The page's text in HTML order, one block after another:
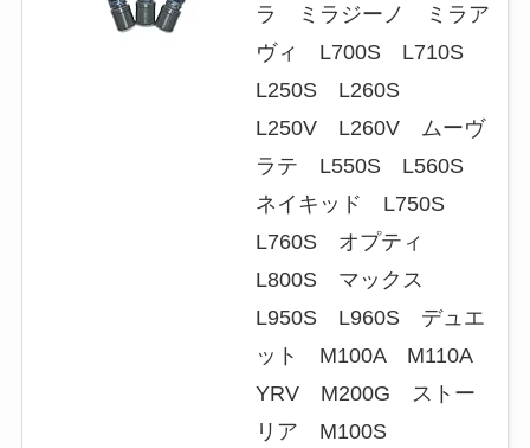
ラ ミラジーノ ミラア
ヴィ L700S L710S
L250S L260S
L250V L260V ムーヴ
ラテ L550S L560S
ネイキッド L750S
L760S オプティ
L800S マックス
L950S L960S デュエ
ット M100A M110A
YRV M200G ストー
リア M100S